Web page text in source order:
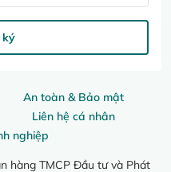
An toàn & Bảo mật
Liên hệ cá nhân
nghiệp
hàng TMCP Đầu tư và Phát